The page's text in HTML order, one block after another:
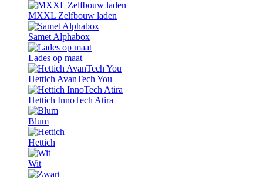
MXXL Zelfbouw laden
Samet Alphabox
Lades op maat
Hettich AvanTech You
Hettich InnoTech Atira
Blum
Hettich
Wit